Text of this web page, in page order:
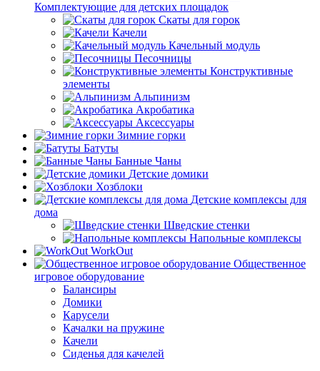
Комплектующие для детских площадок
Скаты для горок
Качели
Качельный модуль
Песочницы
Конструктивные
элементы
Альпинизм
Акробатика
Аксессуары
Зимние горки
Батуты
Банные Чаны
Детские домики
Хозблоки
Детские комплексы для
дома
Шведские стенки
Напольные комплексы
WorkOut
Общественное
игровое оборудование
Балансиры
Домики
Карусели
Качалки на пружине
Качели
Сиденья для качелей